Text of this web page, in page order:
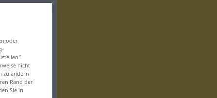
oder
nicht
zu ändern
Rand der
Sie in